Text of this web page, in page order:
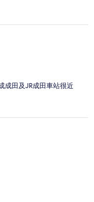
成田及JR成田車站很近